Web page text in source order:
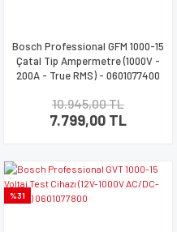
Bosch Professional GFM 1000-15
Çatal Tip Ampermetre (1000V -
200A - True RMS) - 0601077400
10.945,00 TL
7.799,00 TL
%31